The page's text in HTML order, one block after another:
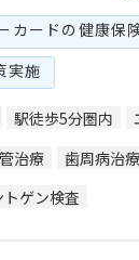
カードの健康保
実施
駅徒歩5分圏内
治療 歯周病治療
トゲン検査